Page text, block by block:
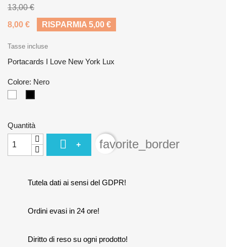
13,00 €
8,00 €
RISPARMIA 5,00 €
Tasse incluse
Portacards I Love New York Lux
Colore: Nero
Quantità
 + favorite_border
Tutela dati ai sensi del GDPR!
Ordini evasi in 24 ore!
Diritto di reso su ogni prodotto!